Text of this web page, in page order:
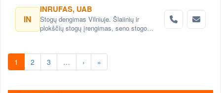
IN
INRUFAS, UAB
Stogų dengimas Vilniuje. Šlaiinių ir
plokščių stogų įrengimas, seno stogo
Vilniuje. Stogų remonto darbai, stogo
renovacija Vilniuje.
1 2 3 … › »